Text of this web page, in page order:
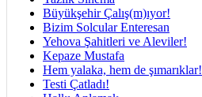
Büyükşehir Çalış(m)ıyor!
Bizim Solcular Enteresan
Yehova Şahitleri ve Aleviler!
Kepaze Mustafa
Hem yalaka, hem de şımarıklar!
Testi Çatladı!